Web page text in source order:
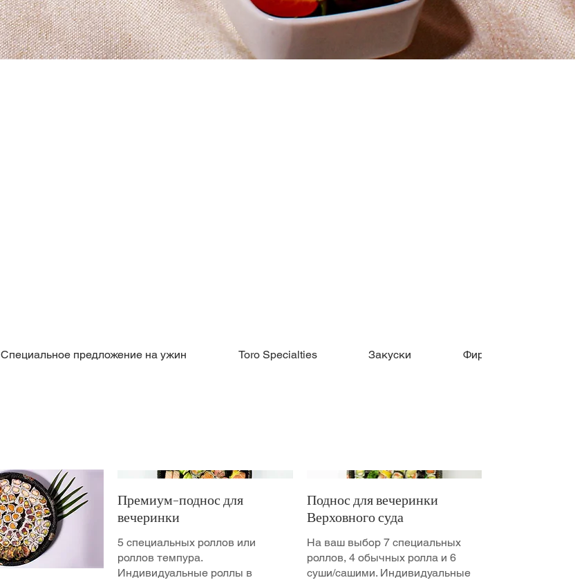
Специальное предложение на ужин Toro Specialties Закуски Фирменные поке-
Премиум-поднос для
вечеринки
5 специальных роллов или
роллов темпура.
Индивидуальные роллы в
Поднос для вечеринки
Верховного суда
На ваш выбор 7 специальных
роллов, 4 обычных ролла и 6
суши/сашими. Индивидуальные